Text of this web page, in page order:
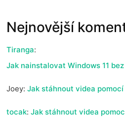
Nejnovější
Tiranga:
Jak nainstalovat Windows 11
Joey:Jak stáhnout videa
tocak:Jak stáhnout videa